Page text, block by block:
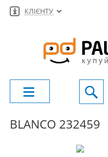
КЛІЄНТУ
BLANCO 232459